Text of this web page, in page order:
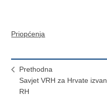
Priopćenja
Prethodna
Savjet VRH za Hrvate izvan
RH